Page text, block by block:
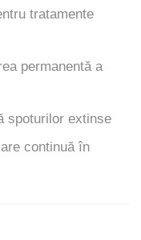
tratamente
permanentă a
spoturilor extinse
continuă în